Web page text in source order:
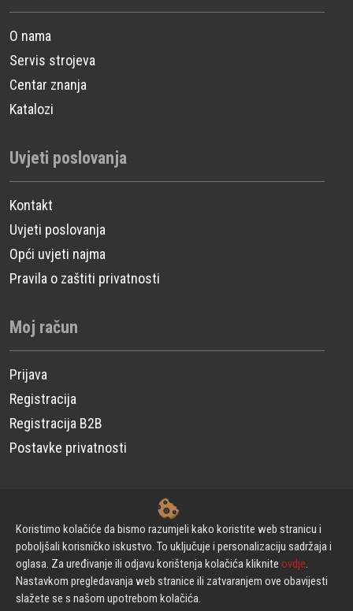
O nama
Servis strojeva
Centar znanja
Katalozi
Uvjeti poslovanja
Kontakt
Uvjeti poslovanja
Opći uvjeti najma
Pravila o zaštiti privatnosti
Moj račun
Prijava
Registracija
Registracija B2B
Koristimo kolačiće da bismo razumjeli kako koristite web stranicu i
poboljšali korisničko iskustvo. To uključuje i personalizaciju sadržaja i
oglasa. Za uređivanje ili odjavu korištenja kolačića kliknite ovdje.
Nastavkom pregledavanja web stranice ili zatvaranjem ove obavijesti
slažete se s našom upotrebom kolačića.
Postavke privatnosti
© CP Power Technique d.o.o. - Sva prava pridržana.
Izrada web stranica